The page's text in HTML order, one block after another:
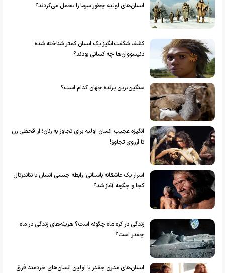
انسان‌های اولیه چطور سرما را تحمل می‌کردند؟
کشف شگفت‌انگیز یک انسان کمتر شناخته شده؛
دنیسووان‌ها چه کسانی بودند؟
سنگین‌ترین پرنده جهان کدام است؟
انگیزه عجیب انسان اولیه برای تجاوز به زنان؛ از قحطی زن
تا آرزوی تجاوز!
اسرار یک عاشقانه باستانی؛ رابطه جنسی انسان با نئاندرتال
کجا و چگونه آغاز شد؟
زندگی در کره ماه چگونه است؟ هزینه‌های زندگی در ماه
چقدر است؟
انسان‌های مدرن چقدر با اولین انسان‌های خردمند فرق